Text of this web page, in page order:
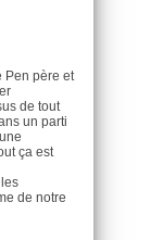
Pen père et
de tout
un parti
ça est
de notre